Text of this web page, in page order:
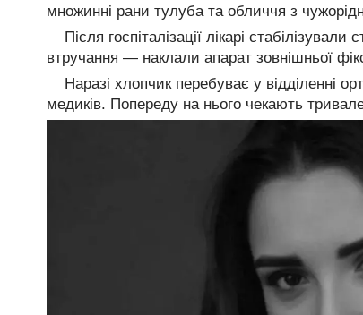
множинні рани тулуба та обличчя з
Після госпіталізації лікарі
втручання — наклали апарат зовнішньої
Наразі хлопчик перебуває у відділенні
медиків. Попереду на нього чекають тривале